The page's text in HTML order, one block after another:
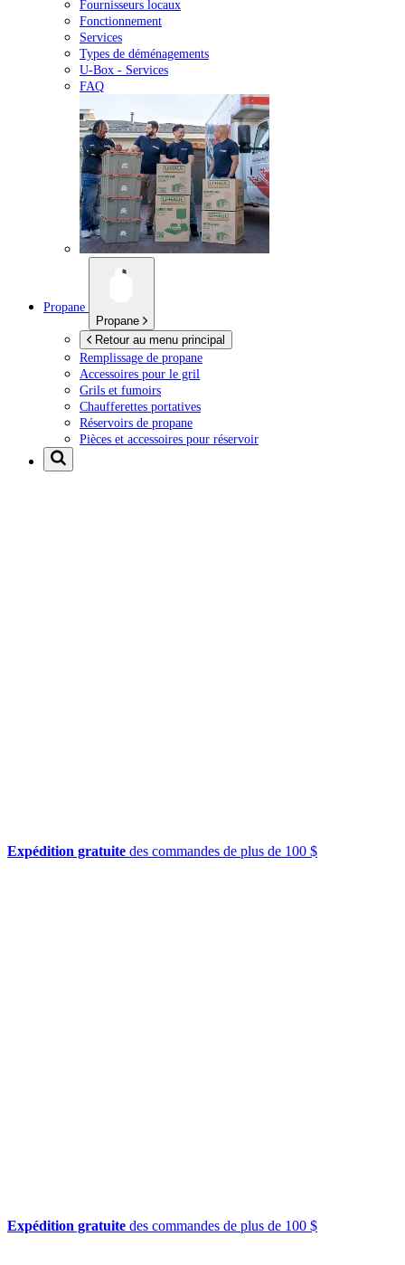
Fournisseurs locaux
Fonctionnement
Services
Types de déménagements
U-Box - Services
FAQ
Propane
Propane
Retour au menu principal
Remplissage de propane
Accessoires pour le gril
Grils et fumoirs
Chaufferettes portatives
Réservoirs de propane
Pièces et accessoires pour réservoir
Expédition gratuite des commandes de plus de 100 $
Expédition gratuite des commandes de plus de 100 $